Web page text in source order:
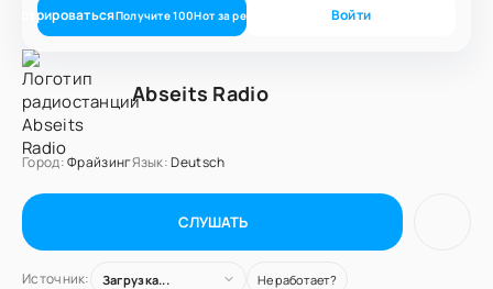
Получите100Нот за регистрацию Войти
Abseits Radio
Город:ФрайзингЯзык:Deutsch
СЛУШАТЬ
Источник: Загрузка... Не работает?